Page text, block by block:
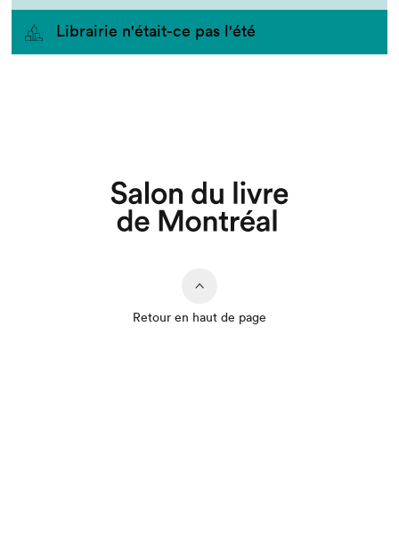
Que cherchez-vous?
Librairie n'était-ce pas l'été
Retour en haut de page